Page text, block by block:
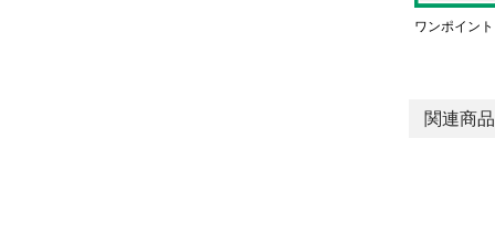
ワンポイン
関連商品